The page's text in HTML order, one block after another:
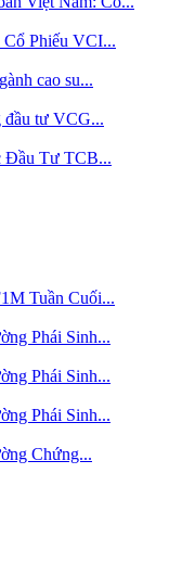
Cổ Phiếu VCI...
cao su...
đầu tư VCG...
Đầu Tư TCB...
Tuần Cuối...
Phái Sinh...
Phái Sinh...
Phái Sinh...
Chứng...